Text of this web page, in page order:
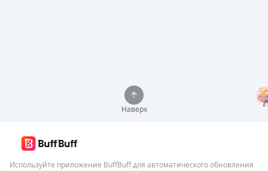
Наверх
Используйте приложение BuffBuff для автоматического обновления